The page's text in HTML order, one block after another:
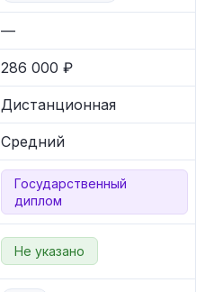
—
286 000 ₽
Дистанционная
Средний
Государственный
диплом
Не указано